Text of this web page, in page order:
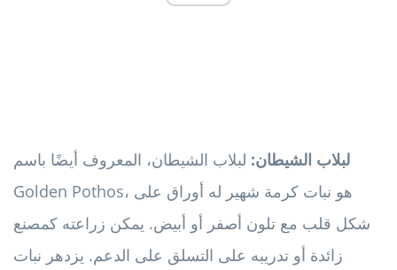
لبلاب الشيطان: لبلاب الشيطان، المعروف أيضًا باسم
Golden Pothos، هو نبات كرمة شهير له أوراق على
شكل قلب مع تلون أصفر أو أبيض. يمكن زراعته كمصنع
زائدة أو تدريبه على التسلق على الدعم. يزدهر نبات